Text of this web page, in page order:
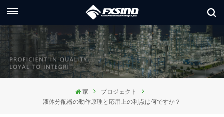
家
プロジェクト
液体分配器の動作原理と応用上の利点は何ですか？